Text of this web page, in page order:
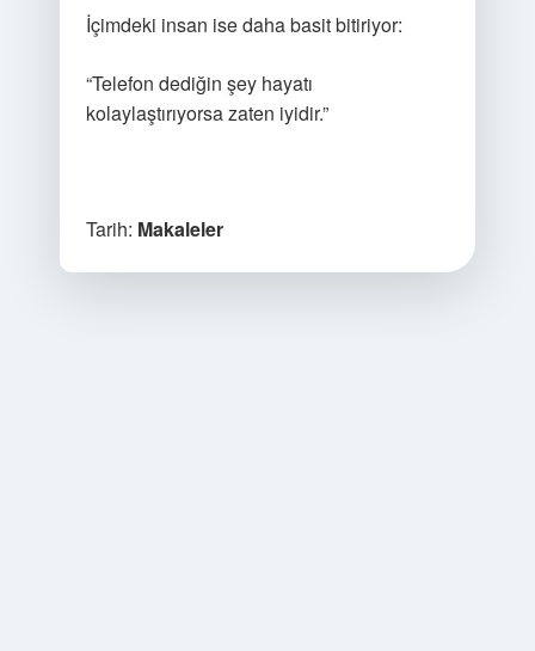
İçimdeki insan ise daha basit bitiriyor:
“Telefon dediğin şey hayatı
kolaylaştırıyorsa zaten iyidir.”
Tarih: Makaleler